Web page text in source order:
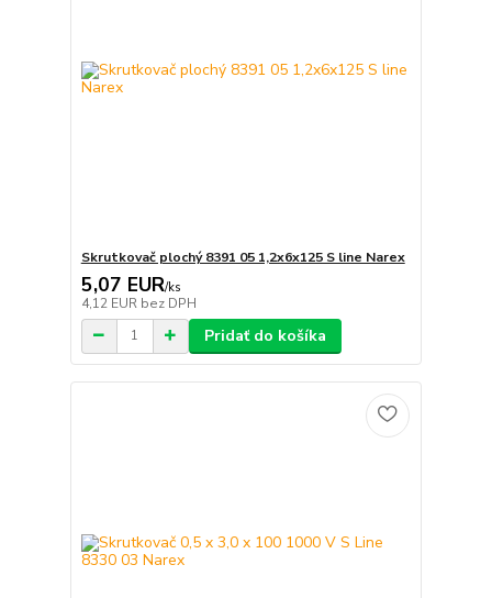
Skrutkovač plochý 8391 05 1,2x6x125 S line Narex
5,07 EUR/ks
4,12 EUR bez DPH
Pridať do košíka